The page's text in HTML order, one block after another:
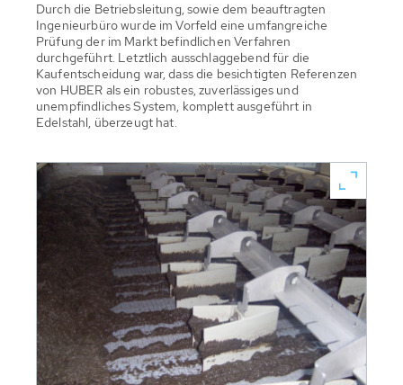
Durch die Betriebsleitung, sowie dem beauftragten
Ingenieurbüro wurde im Vorfeld eine umfangreiche
Prüfung der im Markt befindlichen Verfahren
durchgeführt. Letztlich ausschlaggebend für die
Kaufentscheidung war, dass die besichtigten Referenzen
von HUBER als ein robustes, zuverlässiges und
unempfindliches System, komplett ausgeführt in
Edelstahl, überzeugt hat.